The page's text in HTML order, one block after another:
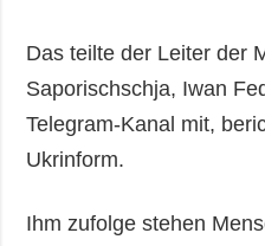
Das teilte der Leiter der
Saporischschja, Iwan
Telegram-Kanal mit,
Ukrinform.
Ihm zufolge stehen